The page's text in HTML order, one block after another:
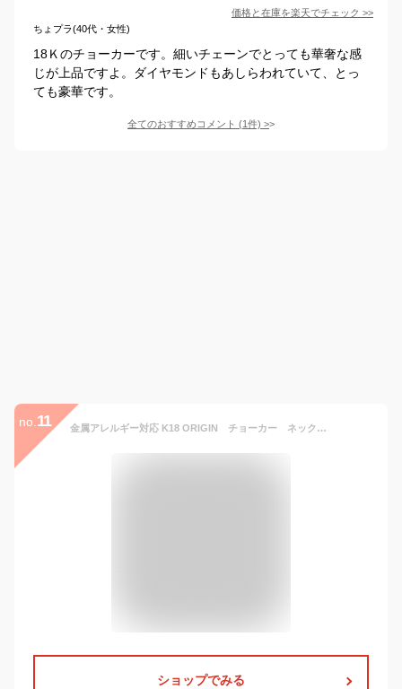
価格と在庫を楽天でチェック >>
ちょプラ(40代・女性)
18Ｋのチョーカーです。細いチェーンでとっても華奢な感
じが上品ですよ。ダイヤモンドもあしらわれていて、とっ
ても豪華です。
全てのおすすめコメント (1件) >
no. 11 金属アレルギー対応 K18 ORIGIN チョーカー ネックレス【DIGDELICA】オリジン 金属アレルギー シンプル チェーン NECKLACE クリスマス
ショップでみる